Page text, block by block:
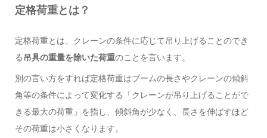
定格荷重とは？
定格荷重とは、クレーンの条件に応じて吊り上げることのでき
る吊具の重量を除いた荷重のことを言います。
別の言い方をすれば定格荷重はブームの長さやクレーンの傾斜
角等の条件によって変化する「クレーンが吊り上げることがで
きる最大の荷重」を指し、傾斜角が少なく、長さを伸ばすほど
その荷重は小さくなります。